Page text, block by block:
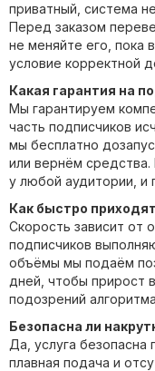
приватный, система
Перед заказом
не меняйте его, пока
условие корректной
Какая гарантия на
Мы гарантируем
часть подписчиков
мы бесплатно
или вернём
у любой аудитории, и
Как быстро
Скорость зависит от
подписчиков
объёмы мы подаём
дней, чтобы прирост
подозрений
Безопасна ли
Да, услуга безопасна
плавная подача и